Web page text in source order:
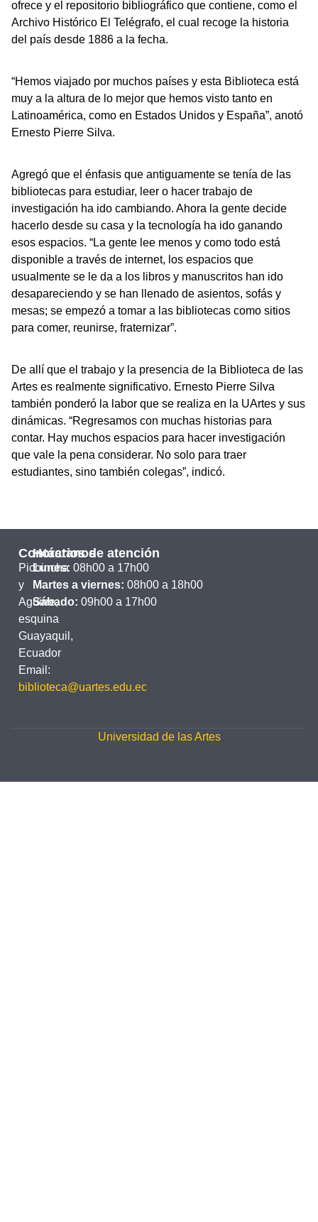
ofrece y el repositorio bibliográfico que contiene, como el
Archivo Histórico El Telégrafo, el cual recoge la historia
del país desde 1886 a la fecha.
“Hemos viajado por muchos países y esta Biblioteca está
muy a la altura de lo mejor que hemos visto tanto en
Latinoamérica, como en Estados Unidos y España”, anotó
Ernesto Pierre Silva.
Agregó que el énfasis que antiguamente se tenía de las
bibliotecas para estudiar, leer o hacer trabajo de
investigación ha ido cambiando. Ahora la gente decide
hacerlo desde su casa y la tecnología ha ido ganando
esos espacios. “La gente lee menos y como todo está
disponible a través de internet, los espacios que
usualmente se le da a los libros y manuscritos han ido
desapareciendo y se han llenado de asientos, sofás y
mesas; se empezó a tomar a las bibliotecas como sitios
para comer, reunirse, fraternizar”.
De allí que el trabajo y la presencia de la Biblioteca de las
Artes es realmente significativo. Ernesto Pierre Silva
también ponderó la labor que se realiza en la UArtes y sus
dinámicas. “Regresamos con muchas historias para
contar. Hay muchos espacios para hacer investigación
que vale la pena considerar. No solo para traer
estudiantes, sino también colegas”, indicó.
Contáctanos
Pichincha
y
Aguirre,
esquina
Guayaquil,
Ecuador
Email:
biblioteca@uartes.edu.ec
Horarios de atención
Lunes: 08h00 a 17h00
Martes a viernes: 08h00 a 18h00
Sábado: 09h00 a 17h00
Universidad de las Artes